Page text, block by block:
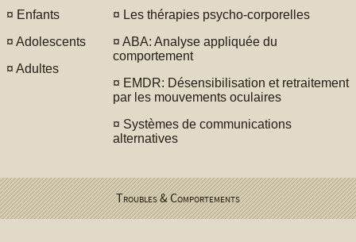
¤ Enfants
¤ Adolescents
¤ Adultes
¤ Les thérapies psycho-corporelles
¤ABA: Analyse appliquée du
comportement
¤ EMDR: Désensibilisation et retraitement
par les mouvements oculaires
¤ Systèmes de communications
alternatives
Troubles & Comportements